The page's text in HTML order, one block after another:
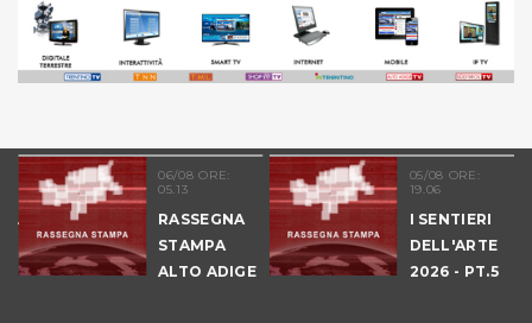
06/08 ORE:
05.13
RASSEGNA
STAMPA
ALTO ADIGE
05/08 ORE:
19.06
I SENTIERI
DELL'ARTE
2026 - PT.5